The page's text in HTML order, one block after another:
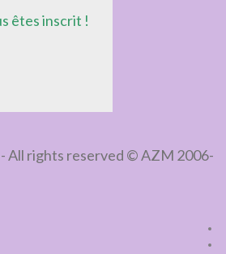
êtes inscrit !
All rights reserved © AZM 2006-